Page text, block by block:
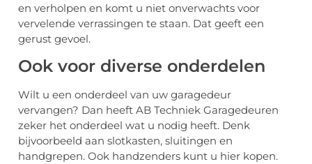
en verholpen en komt u niet onverwachts voor
vervelende verrassingen te staan. Dat geeft een
gerust gevoel.
Ook voor diverse onderdelen
Wilt u een onderdeel van uw garagedeur
vervangen? Dan heeft AB Techniek Garagedeuren
zeker het onderdeel wat u nodig heeft. Denk
bijvoorbeeld aan slotkasten, sluitingen en
handgrepen. Ook handzenders kunt u hier kopen.